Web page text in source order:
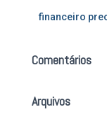
financeiro
Comentários
Arquivos